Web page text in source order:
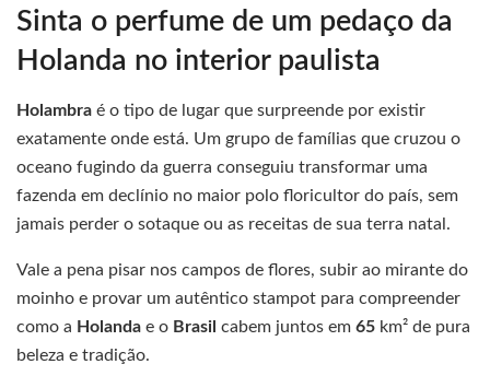
Sinta o perfume de um pedaço da
Holanda no interior paulista
Holambra é o tipo de lugar que surpreende por existir
exatamente onde está. Um grupo de famílias que cruzou o
oceano fugindo da guerra conseguiu transformar uma
fazenda em declínio no maior polo floricultor do país, sem
jamais perder o sotaque ou as receitas de sua terra natal.
Vale a pena pisar nos campos de flores, subir ao mirante do
moinho e provar um autêntico stampot para compreender
como a Holanda e o Brasil cabem juntos em 65 km² de pura
beleza e tradição.